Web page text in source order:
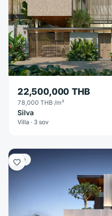
22,500,000 THB
78,000 THB /m²
Silva
Villa · 3 sov
Villa